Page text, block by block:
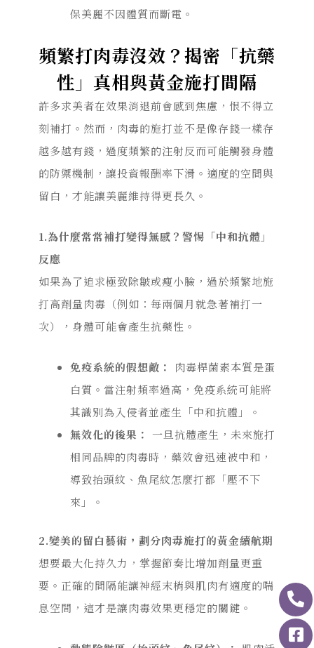
保美麗不因體質而斷電。
頻繁打肉毒沒效？揭密「抗藥
性」真相與黃金施打間隔
許多求美者在效果消退前會感到焦慮，恨不得立
刻補打。 然而，肉毒的施打並不是像存錢一樣存
越多越有錢， 過度頻繁的注射反而可能觸發身體
的防禦機制，讓投資報酬率下滑。 適度的空間與
留白，才能讓美麗維持得更長久。
1.為什麼常常補打變得無感？警惕「中和抗體」
反應
如果為了追求極致除皺或瘦小臉，過於頻繁地施
打高劑量肉毒（例如：每兩個月就急著補打一
次），身體可能會產生抗藥性。
免疫系統的假想敵：
肉毒桿菌素本質是蛋
白質。當注射頻率過高，免疫系統可能將
其識別為入侵者並產生「中和抗體」。
無效化的後果：
一旦抗體產生，未來施打
相同品牌的肉毒時，藥效會迅速被中和，
導致抬頭紋、魚尾紋怎麼打都「壓不下
來」。
2.變美的留白藝術，劃分肉毒施打的黃金續航期
想要最大化持久力，掌握節奏比增加劑量更重
要。正確的間隔能讓神經末梢與肌肉有適度的喘
息空間，這才是讓肉毒效果更穩定的關鍵。